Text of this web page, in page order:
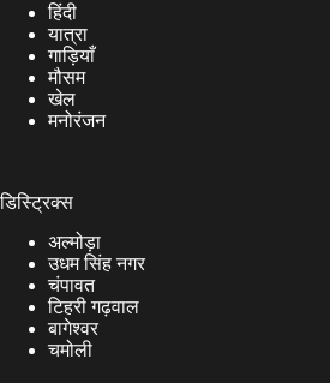
हिंदी
यात्रा
गाड़ियाँ
मौसम
खेल
मनोरंजन
डिस्ट्रिक्स
अल्मोड़ा
उधम सिंह नगर
चंपावत
टिहरी गढ़वाल
बागेश्वर
चमोली